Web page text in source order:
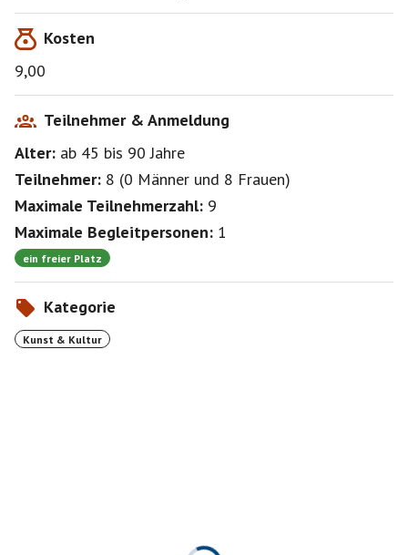
Kosten
9,00
Teilnehmer & Anmeldung
Alter: ab 45 bis 90Jahre
Teilnehmer: 8 (0 Männer und 8 Frauen)
Maximale Teilnehmerzahl: 9
Maximale Begleitpersonen: 1
ein freier Platz
Kategorie
Kunst & Kultur